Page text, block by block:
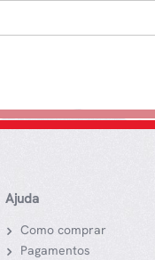
Ajuda
Como comprar
Pagamentos